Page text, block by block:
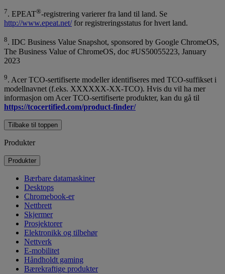
7. EPEAT®-registrering varierer fra land til land. Se
http://www.epeat.net/for registreringsstatus for hvert land.
8. IDC Business Value Snapshot, sponsored by Google ChromeOS,
The Business Value of ChromeOS, doc #US50055223, January
2023
9. Acer TCO-sertifiserte modeller identifiseres med TCO-suffikset i
modellnavnet (f.eks. XXXXXX-XX-TCO). Hvis du vil ha mer
informasjon om Acer TCO-sertifiserte produkter, kan du gå til
https://tcocertified.com/product-finder/
Tilbake til toppen
Produkter
Produkter
Bærbare datamaskiner
Desktops
Chromebook-er
Nettbrett
Skjermer
Prosjektorer
Elektronikk og tilbehør
Nettverk
E-mobilitet
Håndholdt gaming
Bærekraftige produkter